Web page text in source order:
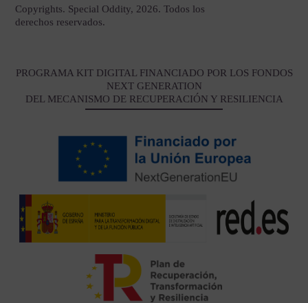
Copyrights. Special Oddity, 2026. Todos los
derechos reservados.
PROGRAMA KIT DIGITAL FINANCIADO POR LOS FONDOS
NEXT GENERATION
DEL MECANISMO DE RECUPERACIÓN Y RESILIENCIA